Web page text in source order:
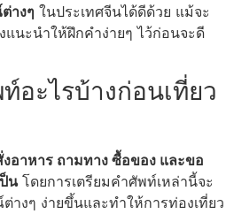
างๆ ในประเทศจีนได้ดีด้วย แม้จะ
นะนำให้ฝึกคำง่ายๆ ไว้ก่อนจะดี
อะไรบ้างก่อนเที่ยว
อาหาร ถามทาง ซื้อของ และขอ
นโดยการเตรียมคำศัพท์เหล่านี้จะ
างๆ ง่ายขึ้นและทำให้การท่องเที่ยว